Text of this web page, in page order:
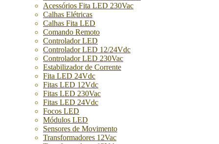
Acessórios Fita LED 230Vac
Calhas Elétricas
Calhas Fita LED
Comando Remoto
Controlador LED
Controlador LED 12/24Vdc
Controlador LED 230Vac
Estabilizador de Corrente
Fita LED 24Vdc
Fitas LED 12Vdc
Fitas LED 230Vac
Fitas LED 24Vdc
Focos LED
Módulos LED
Sensores de Movimento
Transformadores 12Vac